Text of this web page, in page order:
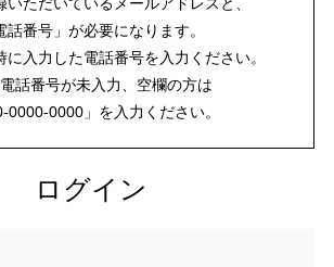
話番号」が必要になります。
入力した電話番号を入力ください。
話番号が未入力、空欄の方は
0000-0000」を入力ください。
ログイン